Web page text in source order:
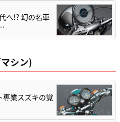
へ!? 幻の名車
シン)
専業スズキの覚